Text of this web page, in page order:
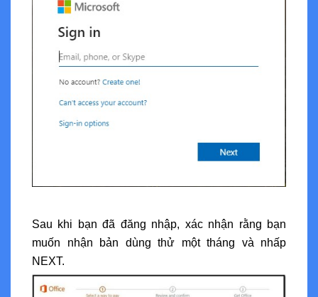
Sau khi bạn đã đăng nhập, xác nhận rằng bạn
muốn nhận bản dùng thử một tháng và nhấp
NEXT.